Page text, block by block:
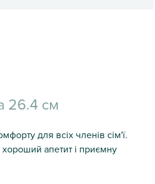
26.4 см
для всіх членів сім'ї.
хороший апетит і приємну